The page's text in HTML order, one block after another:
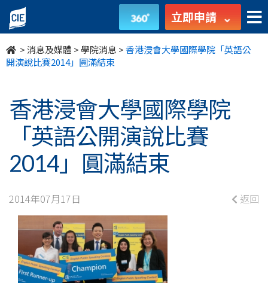
香
港
浸
大
國
際
學
院
「英
立即申請
>消息及媒體 >學院消息 >香港浸會大學國際學院「英語公
開演說比賽2014」圓滿結束
香港浸會大學國際學院
「英語公開演說比賽
2014」圓滿結束
2014年07月17日 返回